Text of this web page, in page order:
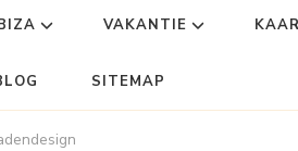
VAKANTIE
SITEMAP